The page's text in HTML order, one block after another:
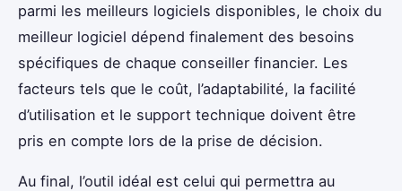
parmi les meilleurs logiciels disponibles, le choix du
meilleur logiciel dépend finalement des besoins
spécifiques de chaque conseiller financier. Les
facteurs tels que le coût, l’adaptabilité, la facilité
d’utilisation et le support technique doivent être
pris en compte lors de la prise de décision.
Au final, l’outil idéal est celui qui permettra au